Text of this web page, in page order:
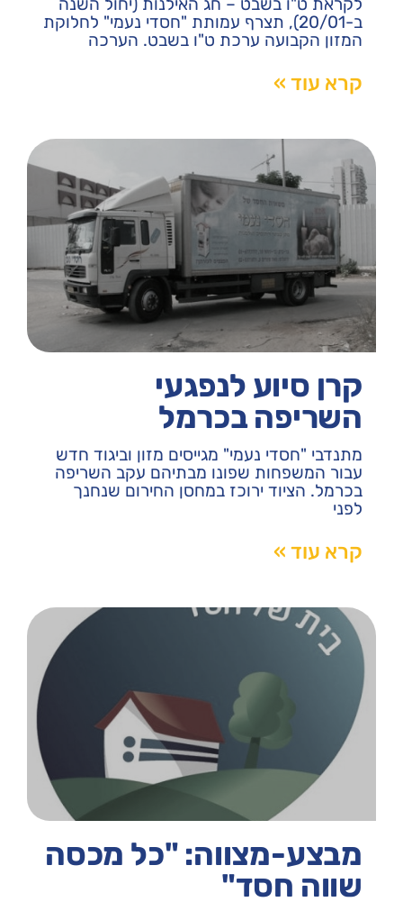
לקראת ט"ו בשבט – חג האילנות (יחול השנה
ב-20/01), תצרף עמותת "חסדי נעמי" לחלוקת
המזון הקבועה ערכת ט"ו בשבט. הערכה
קרא עוד »
קרן סיוע לנפגעי
השריפה בכרמל
מתנדבי "חסדי נעמי" מגייסים מזון וביגוד חדש
עבור המשפחות שפונו מבתיהם עקב השריפה
בכרמל. הציוד ירוכז במחסן החירום שנחנך
לפני
קרא עוד »
מבצע-מצווה: "כל מכסה
שווה חסד"